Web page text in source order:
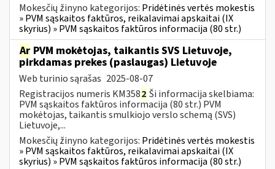
Mokesčių žinyno kategorijos: Pridėtinės vertės mokestis
» PVM sąskaitos faktūros, reikalavimai apskaitai (IX
skyrius) » PVM sąskaitos faktūros informacija (80 str.)
Ar PVM mokėtojas, taikantis SVS Lietuvoje,
pirkdamas prekes (paslaugas) Lietuvoje
Web turinio sąrašas 2025-08-07
Registracijos numeris KM3582 Ši informacija skelbiama:
PVM sąskaitos faktūros informacija (80 str.) PVM
mokėtojas, taikantis smulkiojo verslo schemą (SVS)
Lietuvoje,...
Mokesčių žinyno kategorijos: Pridėtinės vertės mokestis
» PVM sąskaitos faktūros, reikalavimai apskaitai (IX
skyrius) » PVM sąskaitos faktūros informacija (80 str.)